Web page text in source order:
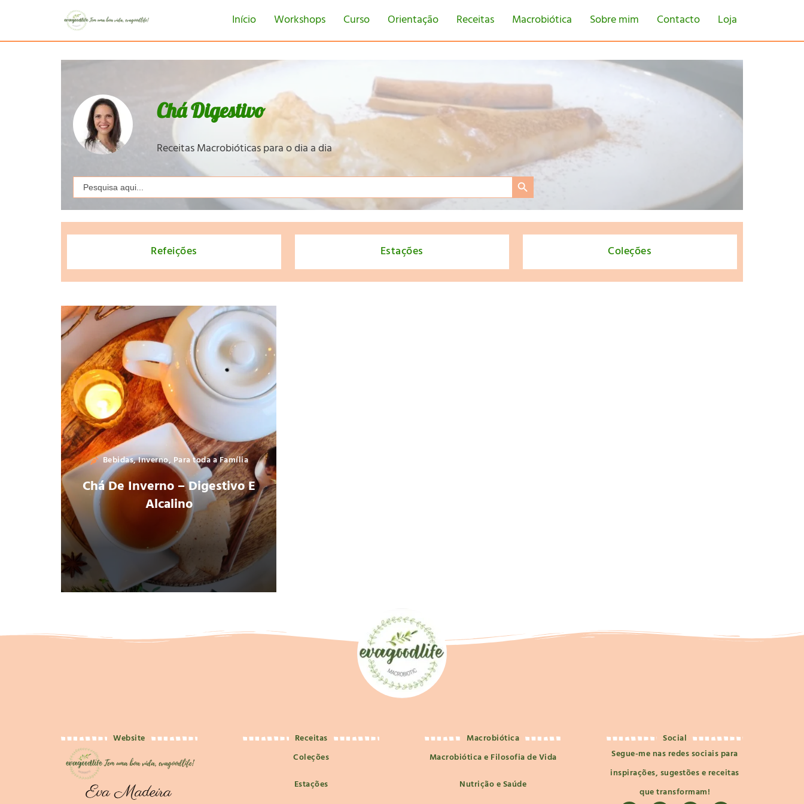
Início Workshops Curso Orientação Receitas Macrobiótica Sobre mim Contacto Loja
Chá Digestivo
Receitas Macrobióticas para o dia a dia
Search
for:
Search Button
Refeições Estações Coleções
Bebidas,Inverno,Para toda a Família
Chá De Inverno – Digestivo E
Alcalino
Website
Receitas
Coleções
Estações
Macrobiótica
Macrobiótica e Filosofia de Vida
Nutrição e Saúde
Social
Segue-me nas redes sociais para
inspirações, sugestões e receitas
que transformam!